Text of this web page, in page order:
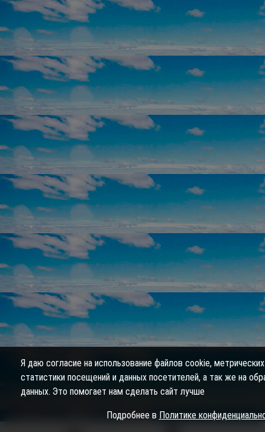
Я даю согласие на использование файлов cookie,
статистики посещений и данных посетителей, а так же на
данных. Это помогает нам сделать сайт лучше
Подробнее в Политике